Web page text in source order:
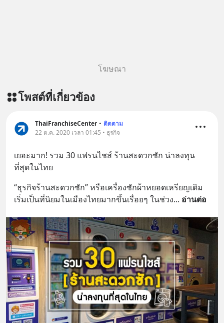
โฆษณา
โพสต์ที่เกี่ยวข้อง
ThaiFranchiseCenter • ติดตาม
22 ต.ค. 2020 เวลา 01:45 • ธุรกิจ
เยอะมาก! รวม 30 แฟรนไชส์ ร้านสะดวกซัก น่าลงทุน
ที่สุดในไทย
“ธุรกิจร้านสะดวกซัก” หรือเครื่องซักผ้าหยอดเหรียญเดิม
เริ่มเป็นที่นิยมในเมืองไทยมากขึ้นเรื่อยๆ ในช่วง... อ่านต่อ